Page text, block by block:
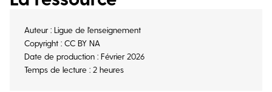
Auteur : Ligue de l'enseignement
Copyright : CC BY NA
Date de production : Février 2026
Temps de lecture : 2 heures